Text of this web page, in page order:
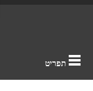
תפריט